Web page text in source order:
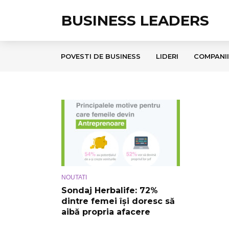
BUSINESS LEADERS
POVESTI DE BUSINESS LIDERI COMPANII
NOUTATI
Sondaj Herbalife: 72%
dintre femei își doresc să
aibă propria afacere